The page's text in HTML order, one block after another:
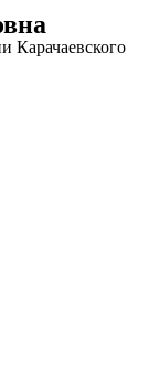
Карачаевского